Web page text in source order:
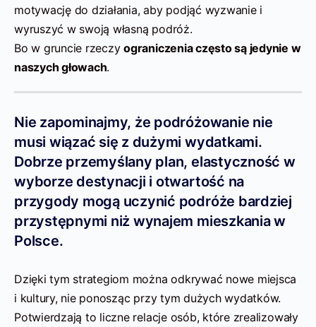
motywację do działania, aby podjąć wyzwanie i
wyruszyć w swoją własną podróż.
Bo w gruncie rzeczyograniczenia często są jedynie w
naszych głowach.
Nie zapominajmy, że podróżowanie nie
musi wiązać się z dużymi wydatkami.
Dobrze przemyślany plan, elastyczność w
wyborze destynacji i otwartość na
przygody mogą uczynić podróże bardziej
przystępnymi niż wynajem mieszkania w
Polsce.
Dzięki tym strategiom można odkrywać nowe miejsca
i kultury, nie ponosząc przy tym dużych wydatków.
Potwierdzają to liczne relacje osób, które zrealizowały